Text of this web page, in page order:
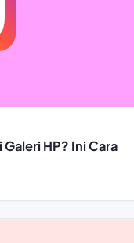
HP? Ini Cara